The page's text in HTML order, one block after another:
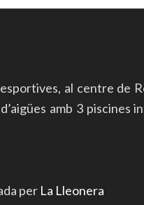
al centre de
amb 3 piscines
per La Lleonera